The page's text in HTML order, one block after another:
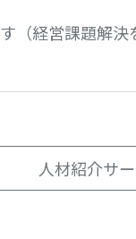
（経営課題解決
人材紹介サ